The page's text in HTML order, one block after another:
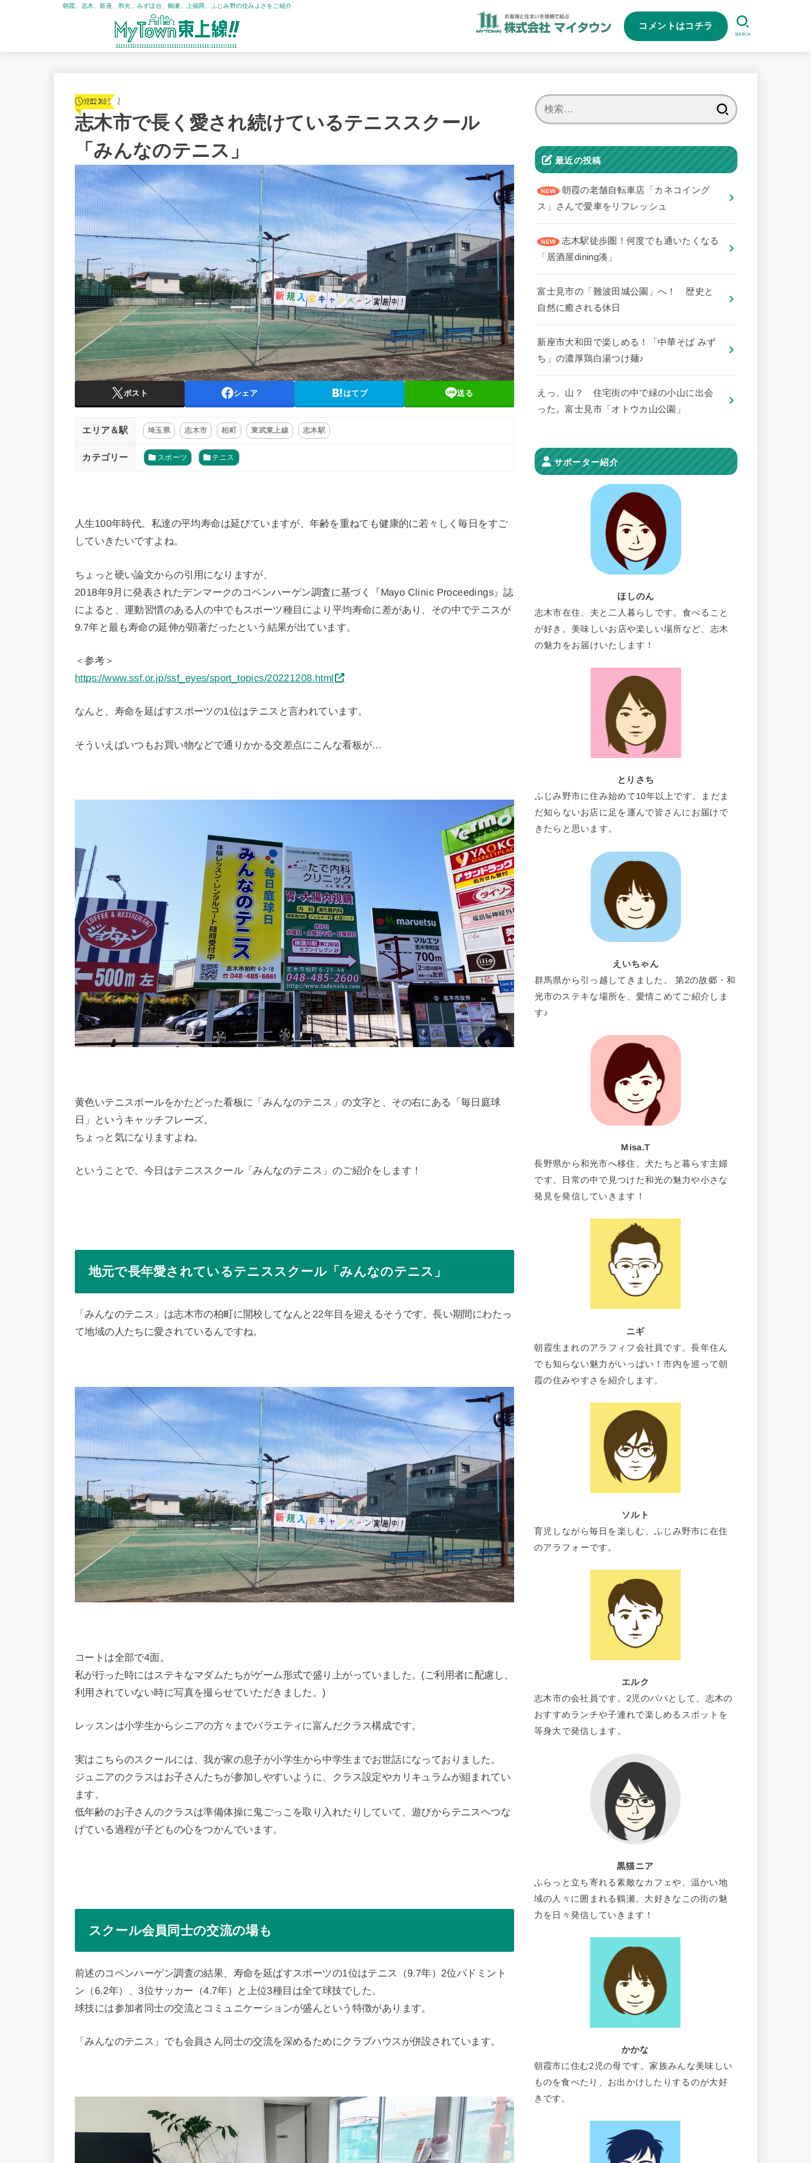
朝霞、志木、新座、和光、みずほ台、鶴瀬、上福岡、ふじみ野の住みよさをご紹介
コメントはコチラ
SEARCH
テニス
2023.05.12
志木市で長く愛され続けているテニススクール
「みんなのテニス」
ポスト シェア はてブ 送る
エリア＆駅 埼玉県 志木市 柏町 東武東上線 志木駅
カテゴリー スポーツ テニス
人生100年時代。私達の平均寿命は延びていますが、年齢を重ねても健康的に若々しく毎日をすご
していきたいですよね。
ちょっと硬い論文からの引用になりますが、
2018年9月に発表されたデンマークのコペンハーゲン調査に基づく『Mayo Clinic Proceedings』誌
によると、運動習慣のある人の中でもスポーツ種目により平均寿命に差があり、その中でテニスが
9.7年と最も寿命の延伸が顕著だったという結果が出ています。
＜参考＞
https://www.ssf.or.jp/ssf_eyes/sport_topics/20221208.html
なんと、寿命を延ばすスポーツの1位はテニスと言われています。
そういえばいつもお買い物などで通りかかる交差点にこんな看板が…
黄色いテニスボールをかたどった看板に「みんなのテニス」の文字と、その右にある「毎日庭球
日」というキャッチフレーズ。
ちょっと気になりますよね。
ということで、今日はテニススクール「みんなのテニス」のご紹介をします！
地元で長年愛されているテニススクール「みんなのテニス」
「みんなのテニス」は志木市の柏町に開校してなんと22年目を迎えるそうです。長い期間にわたっ
て地域の人たちに愛されているんですね。
コートは全部で4面。
私が行った時にはステキなマダムたちがゲーム形式で盛り上がっていました。(ご利用者に配慮し、
利用されていない時に写真を撮らせていただきました。)
レッスンは小学生からシニアの方々までバラエティに富んだクラス構成です。
実はこちらのスクールには、我が家の息子が小学生から中学生までお世話になっておりました。
ジュニアのクラスはお子さんたちが参加しやすいように、クラス設定やカリキュラムが組まれてい
ます。
低年齢のお子さんのクラスは準備体操に鬼ごっこを取り入れたりしていて、遊びからテニスヘつな
げている過程が子どもの心をつかんでいます。
スクール会員同士の交流の場も
前述のコペンハーゲン調査の結果、寿命を延ばすスポーツの1位はテニス（9.7年）2位バドミント
ン（6.2年）、3位サッカー（4.7年）と上位3種目は全て球技でした。
球技には参加者同士の交流とコミュニケーションが盛んという特徴があります。
「みんなのテニス」でも会員さん同士の交流を深めるためにクラブハウスが併設されています。
最近の投稿
朝霞の老舗自転車店「カネコイング
ス」さんで愛車をリフレッシュ
志木駅徒歩圏！何度でも通いたくなる
「居酒屋dining湊」
​富士見市の「難波田城公園」へ！ 歴史と
自然に癒される休日
新座市大和田で楽しめる！「中華そば みず
ち」の濃厚鶏白湯つけ麺♪
えっ、山？ 住宅街の中で緑の小山に出会
った。富士見市「オトウカ山公園」
サポーター紹介
ほしのん
志木市在住、夫と二人暮らしです。食べること
が好き。美味しいお店や楽しい場所など、志木
の魅力をお届けいたします！
とりさち
ふじみ野市に住み始めて10年以上です。まだま
だ知らないお店に足を運んで皆さんにお届けで
きたらと思います。
えいちゃん
群馬県から引っ越してきました。 第2の故郷・和
光市のステキな場所を、愛情こめてご紹介しま
す♪
Misa.T
長野県から和光市へ移住。犬たちと暮らす主婦
です。日常の中で見つけた和光の魅力や小さな
発見を発信していきます！
ニギ
朝霞生まれのアラフィフ会社員です。長年住ん
でも知らない魅力がいっぱい！市内を巡って朝
霞の住みやすさを紹介します。
ソルト
育児しながら毎日を楽しむ、ふじみ野市に在住
のアラフォーです。
エルク
志木市の会社員です。2児のパパとして、志木の
おすすめランチや子連れで楽しめるスポットを
等身大で発信します。
黒猫ニア
ふらっと立ち寄れる素敵なカフェや、温かい地
域の人々に囲まれる鶴瀬。大好きなこの街の魅
力を日々発信していきます！
かかな
朝霞市に住む2児の母です。家族みんな美味しい
ものを食べたり、お出かけしたりするのが大好
きです。